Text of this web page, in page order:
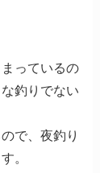
っているの
釣りでない
で、夜釣り
。